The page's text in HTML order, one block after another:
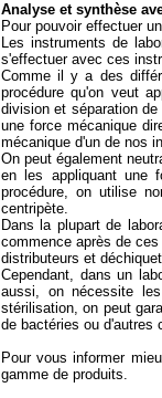
Analyse et synthèse
Pour pouvoir effectuer
Les instruments de
s'effectuer avec ces
Comme il y a des
procédure qu'on veut
division et séparation
une force mécanique
mécanique d'un de nos
On peut également
en les appliquant une
procédure, on utilise
centripète.
Dans la plupart de
commence après de
distributeurs et
Cependant, dans un
aussi, on nécessite
stérilisation, on peut
de bactéries ou d'autres
Pour vous informer
gamme de produits.